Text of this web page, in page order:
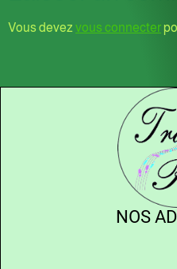
Vous devez vous connecter
NOS